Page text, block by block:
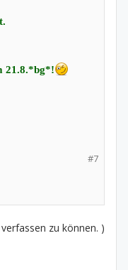
21.8.*bg*!
#7
zu können. )